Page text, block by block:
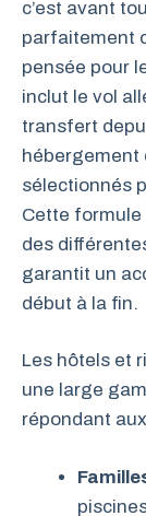
c’est avant
parfaitement
pensée pour
inclut le vol
transfert
hébergement
sélectionnés
Cette formule
des
garantit un
début à la fin.
Les hôtels et
une large
répondant